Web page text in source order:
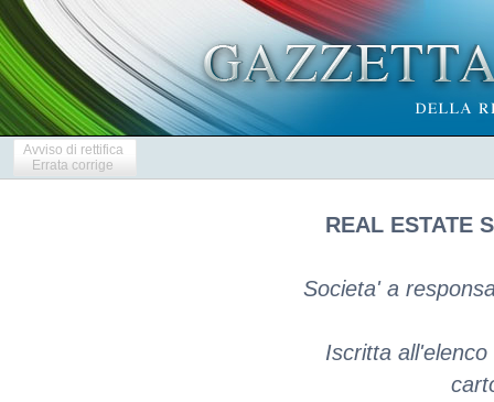
Avviso di rettifica
Errata corrige
REAL ESTATE
Societa' a
Iscritta